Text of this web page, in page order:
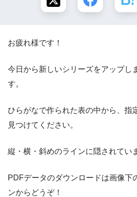
お疲れ様です！
今日から新しいシリーズをアップ
す。
ひらがなで作られた表の中から、指
見つけてください。
縦・横・斜めのラインに隠されてい
PDFデータのダウンロードは画像下
ンからどうぞ！